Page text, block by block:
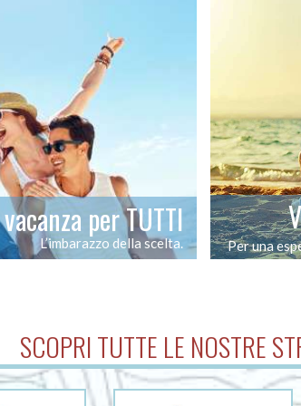
vacanza per TUTTI
L’imbarazzo della scelta. Per una
SCOPRI TUTTE LE NOSTRE